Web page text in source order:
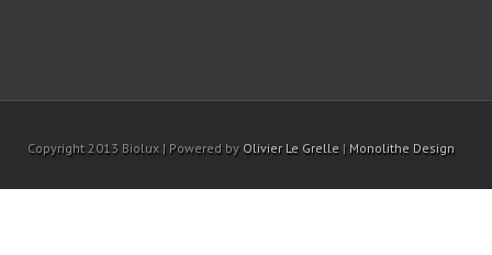
Copyright 2013 Biolux | Powered by Olivier Le Grelle | Monolithe Design